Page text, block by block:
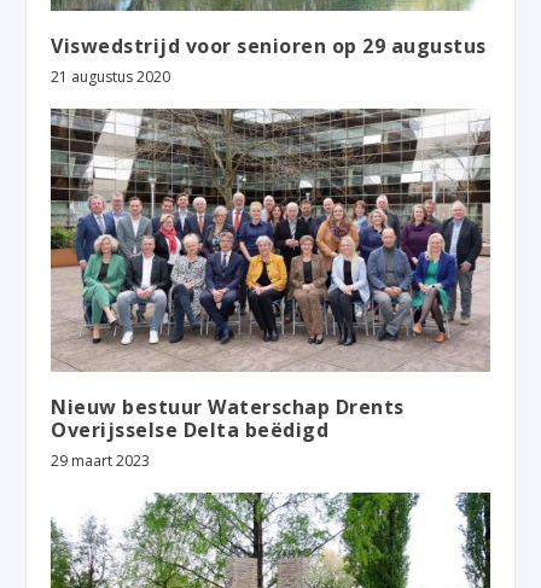
Viswedstrijd voor senioren op 29 augustus
21 augustus 2020
Nieuw bestuur Waterschap Drents
Overijsselse Delta beëdigd
29 maart 2023